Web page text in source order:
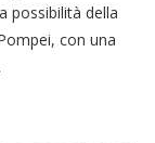
possibilità della
con una